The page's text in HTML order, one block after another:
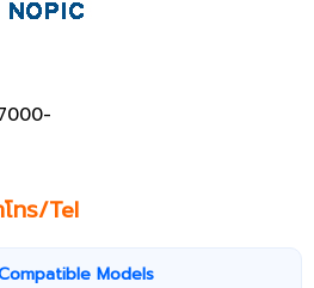
ทร/Tel
Models